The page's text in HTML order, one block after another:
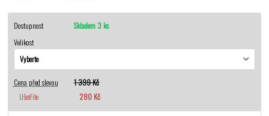
Dostupnost
Skladem 3 ks
Velikost
Cena před slevou
1 399 Kč
Ušetříte
280 Kč